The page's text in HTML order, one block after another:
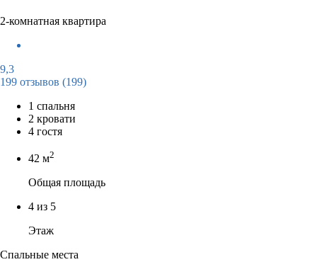
2-комнатная квартира
9,3
199 отзывов (199)
1 спальня
2 кровати
4 гостя
42 м2
Общая площадь
4 из 5
Этаж
Спальные места